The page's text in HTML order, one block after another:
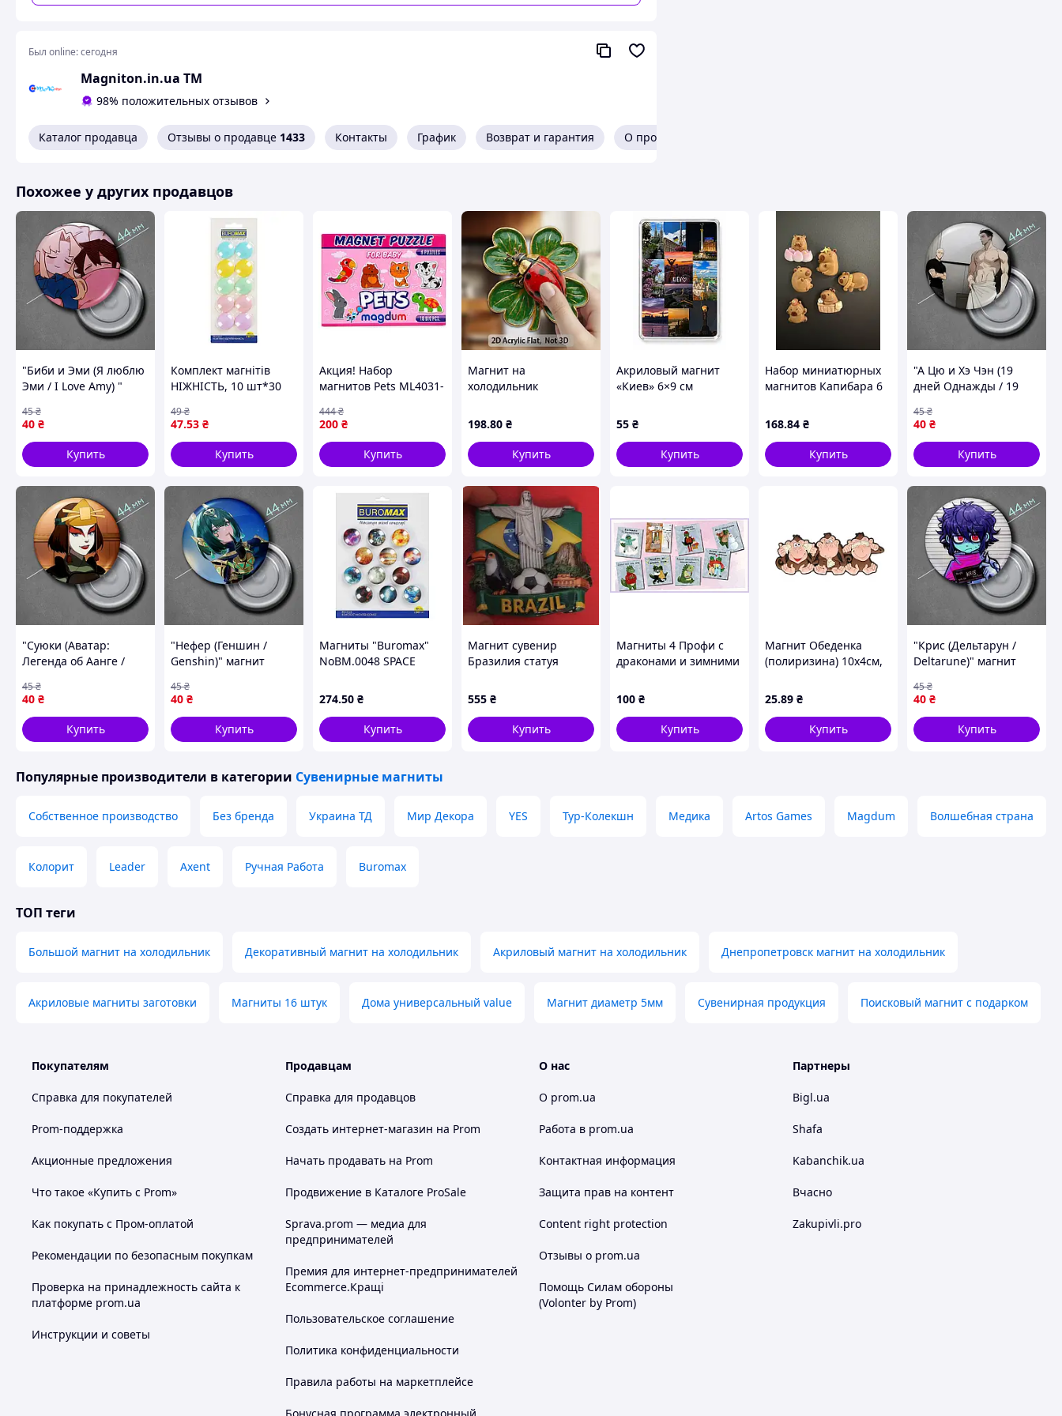
Похожие товары по характеристикам
Был online:сегодня
Magniton.in.ua ТМ
98% положительных отзывов
Каталог продавца Отзывы о продавце 1433 Контакты График Возврат и гарантия О продавце
Похожее у других продавцов
"Биби и Эми (Я люблю
Эми / I Love Amy) "
мм
40 ₴
45₴
Купить
Комплект магнітів
НІЖНІСТЬ, 10 шт*30
47.53 ₴
49₴
Купить
Акция! Набор
магнитов Рets ML4031-
лучшей цене!
200 ₴
444₴
Купить
Магнит на
холодильник
четырехлистном
клевере»
198.80 ₴
Купить
Акриловый магнит
«Киев» 6×9 см
55 ₴
Купить
Набор миниатюрных
магнитов Капибара 6
168.84 ₴
Купить
"А Цю и Хэ Чэн (19
дней Однажды / 19
круглый Ø44 мм
40 ₴
45₴
Купить
"Суюки (Аватар:
Легенда об Аанге /
Aang)" магнит круглый
Ø44 мм
40 ₴
45₴
Купить
"Нефер (Геншин /
Genshin)" магнит
40 ₴
45₴
Купить
Магниты "Buromax"
NoBM.0048 SPACE
12штх30мм
274.50 ₴
Купить
Магнит сувенир
Бразилия статуя
керамика
555 ₴
Купить
Магниты 4 Профи с
драконами и зимними
TH868C4112
100 ₴
Купить
Магнит Обеденка
(полиризина) 10х4см,
BONADI
25.89 ₴
Купить
"Крис (Дельтарун /
Deltarune)" магнит
40 ₴
45₴
Купить
Популярные производители в категории Сувенирные магниты
Собственное производство Без бренда Украина ТД Мир Декора YES Тур-Колекшн Медика Artos Games Magdum Волшебная страна
Колорит Leader Axent Ручная Работа Buromax
ТОП теги
Большой магнит на холодильник Декоративный магнит на холодильник Акриловый магнит на холодильник Днепропетровск магнит на холодильник
Акриловые магниты заготовки Магниты 16 штук Дома универсальный value Магнит диаметр 5мм Сувенирная продукция Поисковый магнит с подарком
Покупателям
Справка для покупателей
Prom-поддержка
Акционные предложения
Что такое «Купить с Prom»
Как покупать с Пром-оплатой
Рекомендации по безопасным покупкам
Проверка на принадлежность сайта к
платформе prom.ua
Инструкции и советы
Продавцам
Справка для продавцов
Создать интернет-магазин на Prom
Начать продавать на Prom
Продвижение в Каталоге ProSale
Sprava.prom — медиа для
предпринимателей
Премия для интернет-предпринимателей
Ecommerce.Кращі
Пользовательское соглашение
Политика конфиденциальности
Правила работы на маркетплейсе
О нас
О prom.ua
Работа в prom.ua
Контактная информация
Защита прав на контент
Content right protection
Отзывы о prom.ua
Помощь Силам обороны
(Volonter by Prom)
Партнеры
Bigl.ua
Shafa
Kabanchik.ua
Вчасно
Zakupivli.pro